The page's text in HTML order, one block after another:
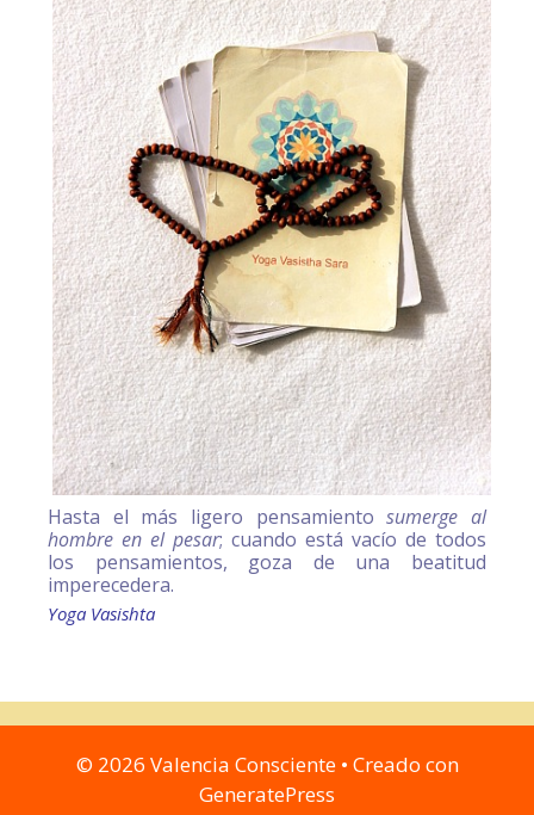
Hasta el más ligero pensamientosumerge al
hombre en el pesar; cuando está vacío de todos
los pensamientos, goza de una beatitud
imperecedera.
Yoga Vasishta
© 2026 Valencia Consciente• Creado con
GeneratePress